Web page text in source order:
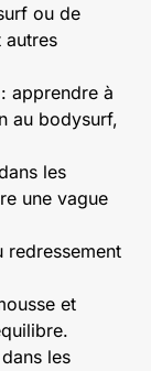
ou de
autres
apprendre à
au bodysurf,
les
une vague
redressement
et
les